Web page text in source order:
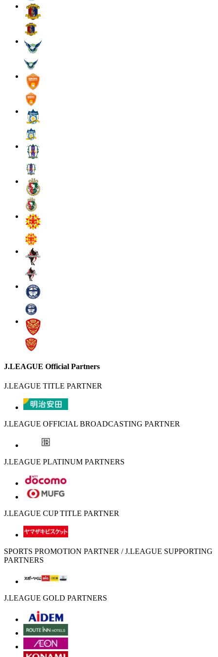
J.LEAGUE Official Partners
J.LEAGUE TITLE PARTNER
J.LEAGUE OFFICIAL BROADCASTING PARTNER
J.LEAGUE PLATINUM PARTNERS
J.LEAGUE CUP TITLE PARTNER
SPORTS PROMOTION PARTNER / J.LEAGUE SUPPORTING
PARTNERS
J.LEAGUE GOLD PARTNERS